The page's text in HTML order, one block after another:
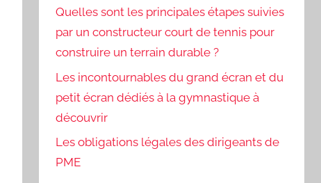
Quelles sont les principales étapes suivies
par un constructeur court de tennis pour
construire un terrain durable ?
Les incontournables du grand écran et du
petit écran dédiés à la gymnastique à
découvrir
Les obligations légales des dirigeants de
PME